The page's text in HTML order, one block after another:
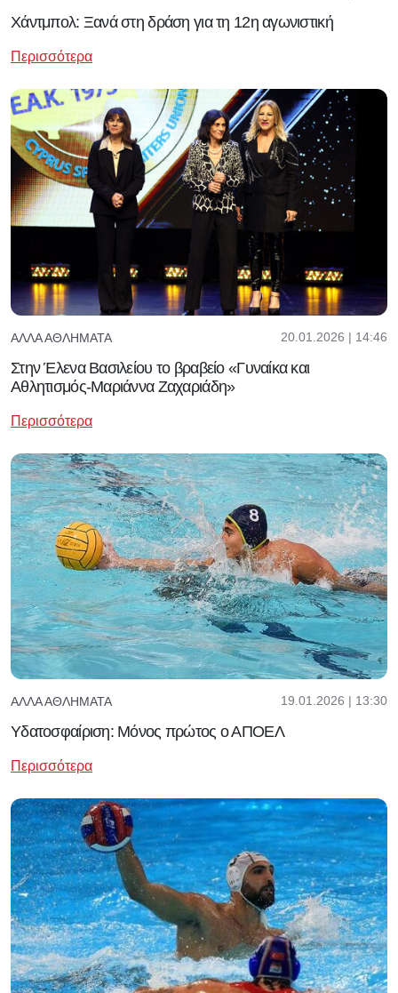
Χάντμπολ: Ξανά στη δράση για τη 12η αγωνιστική
Περισσότερα
ΆΛΛΑ ΑΘΛΉΜΑΤΑ 20.01.2026 | 14:46
Στην Έλενα Βασιλείου το βραβείο «Γυναίκα και
Αθλητισμός-Μαριάννα Ζαχαριάδη»
Περισσότερα
ΆΛΛΑ ΑΘΛΉΜΑΤΑ 19.01.2026 | 13:30
Υδατοσφαίριση: Μόνος πρώτος ο ΑΠΟΕΛ
Περισσότερα